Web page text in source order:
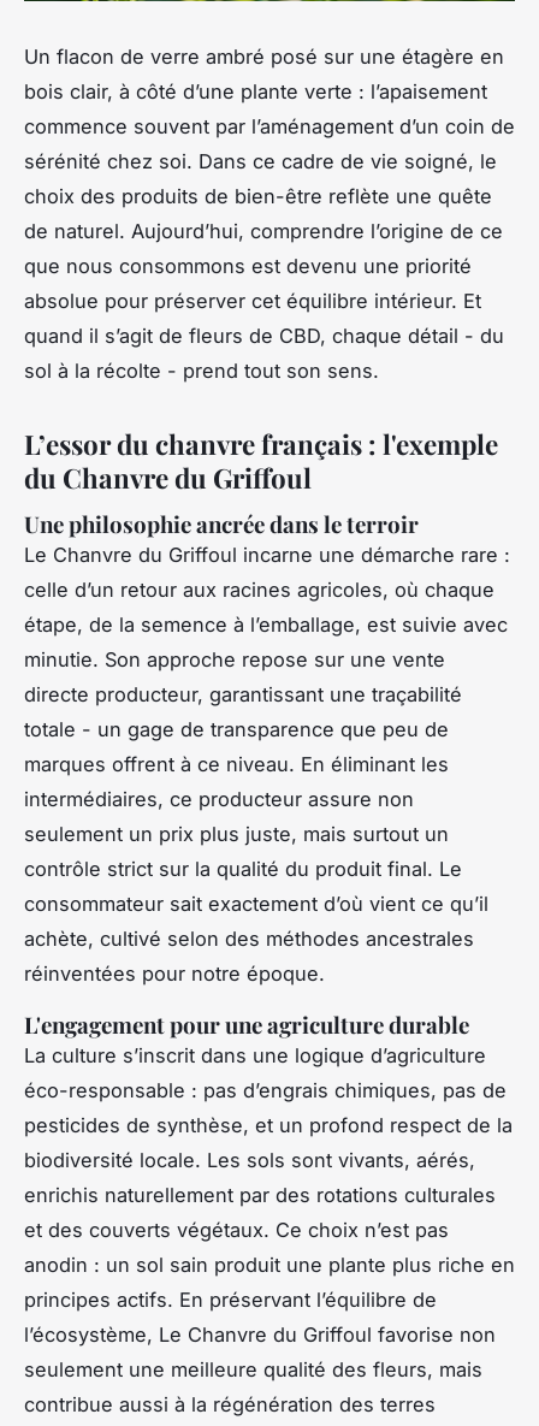
Un flacon de verre ambré posé sur une étagère en
bois clair, à côté d’une plante verte : l’apaisement
commence souvent par l’aménagement d’un coin de
sérénité chez soi. Dans ce cadre de vie soigné, le
choix des produits de bien-être reflète une quête
de naturel. Aujourd’hui, comprendre l’origine de ce
que nous consommons est devenu une priorité
absolue pour préserver cet équilibre intérieur. Et
quand il s’agit de fleurs de CBD, chaque détail - du
sol à la récolte - prend tout son sens.
L’essor du chanvre français : l'exemple
du Chanvre du Griffoul
Une philosophie ancrée dans le terroir
Le Chanvre du Griffoul incarne une démarche rare :
celle d’un retour aux racines agricoles, où chaque
étape, de la semence à l’emballage, est suivie avec
minutie. Son approche repose sur une vente
directe producteur, garantissant une traçabilité
totale - un gage de transparence que peu de
marques offrent à ce niveau. En éliminant les
intermédiaires, ce producteur assure non
seulement un prix plus juste, mais surtout un
contrôle strict sur la qualité du produit final. Le
consommateur sait exactement d’où vient ce qu’il
achète, cultivé selon des méthodes ancestrales
réinventées pour notre époque.
L'engagement pour une agriculture durable
La culture s’inscrit dans une logique d’agriculture
éco-responsable : pas d’engrais chimiques, pas de
pesticides de synthèse, et un profond respect de la
biodiversité locale. Les sols sont vivants, aérés,
enrichis naturellement par des rotations culturales
et des couverts végétaux. Ce choix n’est pas
anodin : un sol sain produit une plante plus riche en
principes actifs. En préservant l’équilibre de
l’écosystème, Le Chanvre du Griffoul favorise non
seulement une meilleure qualité des fleurs, mais
contribue aussi à la régénération des terres